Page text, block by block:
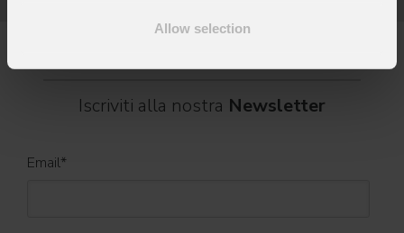
Allow selection
Iscriviti alla nostra Newsletter
Email*